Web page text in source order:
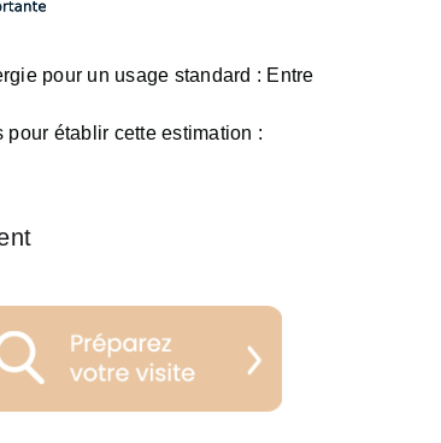
pour un usage standard : Entre
établir cette estimation :